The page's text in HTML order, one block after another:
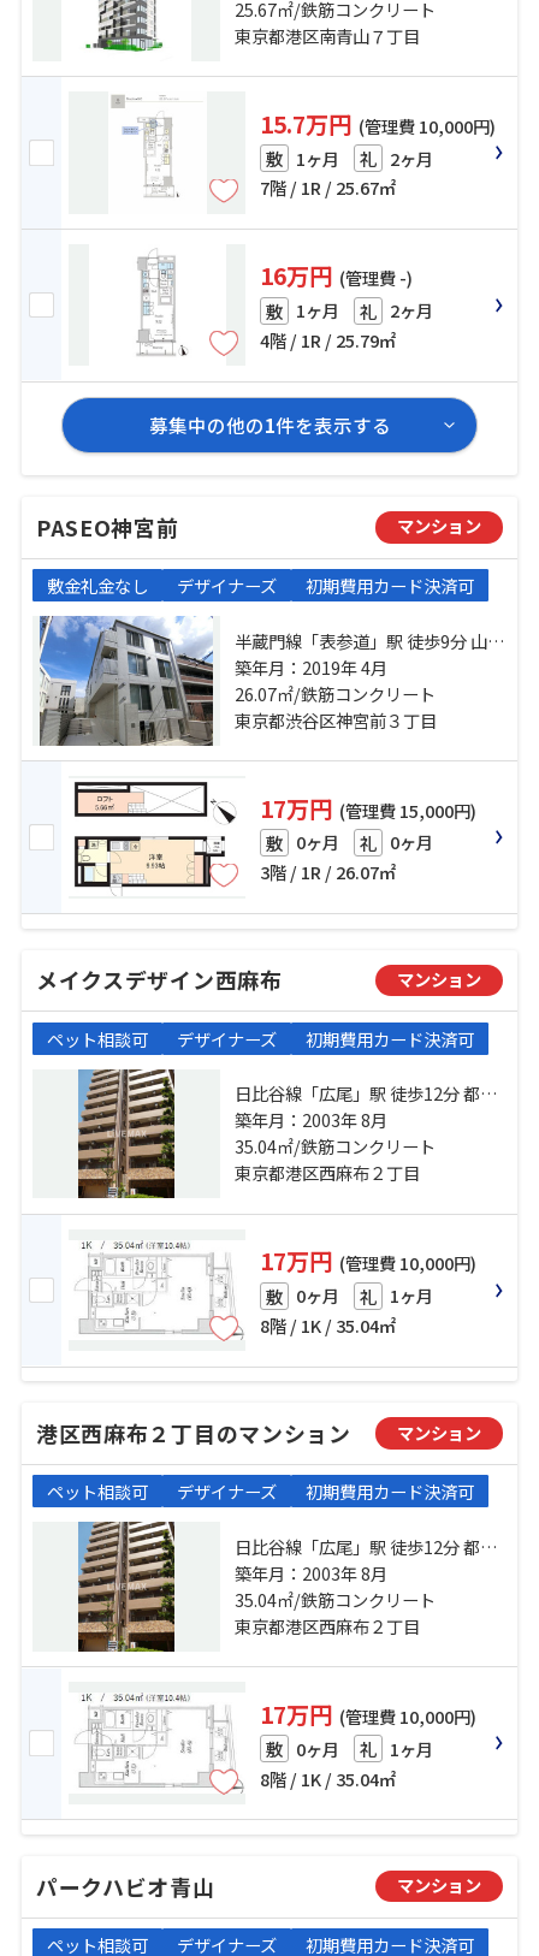
「乃木坂」駅 徒歩18分
25.67㎡/鉄筋コンクリート
東京都港区南青山７丁目
15.7万円 (管理費 10,000円)
敷 1ヶ月 礼 2ヶ月
7階 / 1R / 25.67㎡
16万円 (管理費 -)
敷 1ヶ月 礼 2ヶ月
4階 / 1R / 25.79㎡
募集中の他の1件を表示する
PASEO神宮前 マンション
敷金礼金なし デザイナーズ 初期費用カード決済可
半蔵門線「表参道」駅 徒歩9分 山手
線「原宿」駅 徒歩11分 千代田線
「明治神宮前」駅 徒歩9分
築年月：2019年 4月
26.07㎡/鉄筋コンクリート
東京都渋谷区神宮前３丁目
17万円 (管理費 15,000円)
敷 0ヶ月 礼 0ヶ月
3階 / 1R / 26.07㎡
メイクスデザイン西麻布 マンション
ペット相談可 デザイナーズ 初期費用カード決済可
日比谷線「広尾」駅 徒歩12分 都営
大江戸線「六本木」駅 徒歩13分 銀
座線「表参道」駅 徒歩13分
築年月：2003年 8月
35.04㎡/鉄筋コンクリート
東京都港区西麻布２丁目
17万円 (管理費 10,000円)
敷 0ヶ月 礼 1ヶ月
8階 / 1K / 35.04㎡
港区西麻布２丁目のマンション マンション
ペット相談可 デザイナーズ 初期費用カード決済可
日比谷線「広尾」駅 徒歩12分 都営
大江戸線「六本木」駅 徒歩13分 銀
座線「表参道」駅 徒歩13分
築年月：2003年 8月
35.04㎡/鉄筋コンクリート
東京都港区西麻布２丁目
17万円 (管理費 10,000円)
敷 0ヶ月 礼 1ヶ月
8階 / 1K / 35.04㎡
パークハビオ青山 マンション
ペット相談可 デザイナーズ 初期費用カード決済可